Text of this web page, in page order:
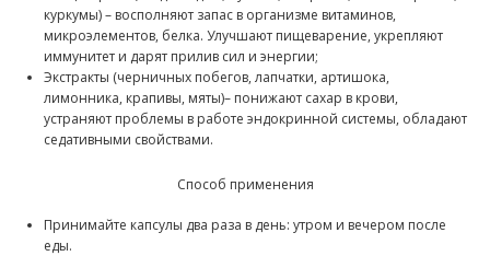
куркумы) – восполняют запас в организме витаминов,
микроэлементов, белка. Улучшают пищеварение, укрепляют
иммунитет и дарят прилив сил и энергии;
Экстракты (черничных побегов, лапчатки, артишока,
лимонника, крапивы, мяты)– понижают сахар в крови,
устраняют проблемы в работе эндокринной системы, обладают
седативными свойствами.
Способ применения
Принимайте капсулы два раза в день: утром и вечером после
еды.